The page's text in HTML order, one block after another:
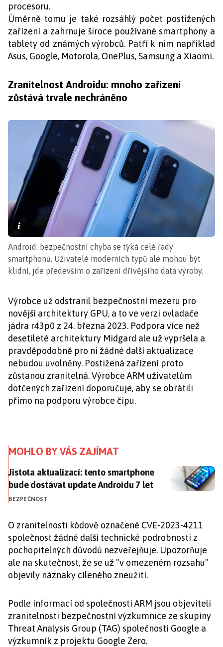
procesoru.
Úměrně tomu je také rozsáhlý počet postižených
zařízení a zahrnuje široce používané smartphony a
tablety od známých výrobců. Patří k nim například
Asus, Google, Motorola, OnePlus, Samsung a Xiaomi.
Zranitelnost Androidu: mnoho zařízení
zůstává trvale nechráněno
Android: bezpečnostní chyba se týká celé řady
smartphonů. Uživatelé moderních typů ale mohou být
klidní, jde především o zařízení dřívějšího data výroby.
Výrobce už odstranil bezpečnostní mezeru pro
novější architektury GPU, a to ve verzi ovladače
jádra r43p0 z 24. března 2023. Podpora více než
desetileté architektury Midgard ale už vypršela a
pravděpodobně pro ni žádné další aktualizace
nebudou uvolněny. Postižená zařízení proto
zůstanou zranitelná. Výrobce ARM uživatelům
dotčených zařízení doporučuje, aby se obrátili
přímo na podporu výrobce čipu.
MOHLO BY VÁS ZAJÍMAT
Jistota aktualizací: tento smartphone bude dostávat
Jistota aktualizací: tento smartphone
bude dostávat update Androidu 7 let
BEZPEČNOST
O zranitelnosti kódově označené CVE-2023-4211
společnost žádné další technické podrobnosti z
pochopitelných důvodů nezveřejňuje. Upozorňuje
ale na skutečnost, že se už "v omezeném rozsahu"
objevily náznaky cíleného zneužití.
Podle informací od společnosti ARM jsou objeviteli
zranitelnosti bezpečnostní výzkumnice ze skupiny
Threat Analysis Group (TAG) společnosti Google a
výzkumník z projektu Google Zero.